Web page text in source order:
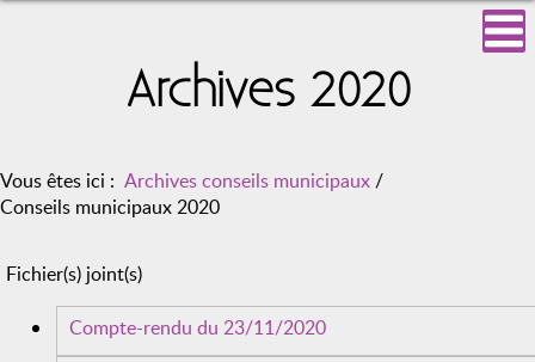
Archives 2020
Vous êtes ici : Archives conseils municipaux /
Conseils municipaux 2020
Fichier(s) joint(s)
Compte-rendu du 23/11/2020